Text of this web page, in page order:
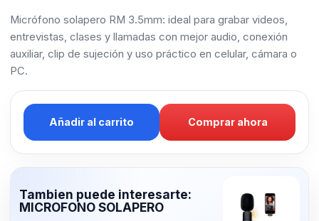
Micrófono solapero RM 3.5mm: ideal para grabar videos,
entrevistas, clases y llamadas con mejor audio, conexión
auxiliar, clip de sujeción y uso práctico en celular, cámara o
PC.
Añadir al carrito Comprar ahora
Tambien puede interesarte:
MICROFONO SOLAPERO